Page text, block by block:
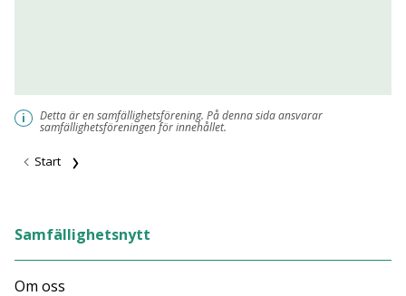
i Detta är en samfällighetsförening. På denna sida ansvarar
samfällighetsföreningen för innehållet.
Start
Samfällighetsnytt
Om oss